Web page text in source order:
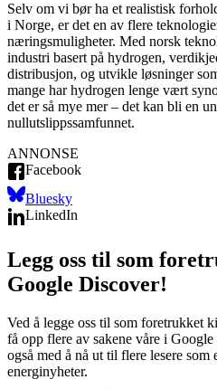
Selv om vi bør ha et realistisk
i Norge, er det en av flere
næringsmuligheter. Med norsk
industri basert på hydrogen,
distribusjon, og utvikle løsninger
mange har hydrogen lenge vært
det er så mye mer – det kan bli en
nullutslippssamfunnet.
ANNONSE
Facebook
Bluesky
LinkedIn
Legg oss til som
Google Discover!
Ved å legge oss til som foretrukket
få opp flere av sakene våre i
også med å nå ut til flere lesere som
energinyheter.